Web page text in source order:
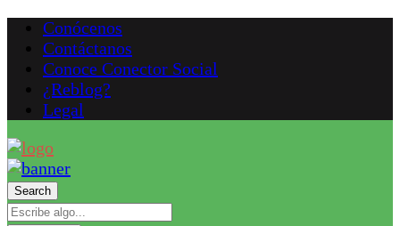
Conócenos
Contáctanos
Conoce Conector Social
¿Reblog?
Legal
Search